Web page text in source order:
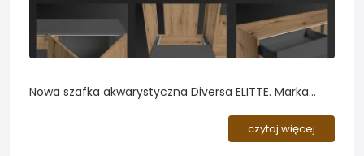
Nowa szafka akwarystyczna Diversa ELITTE. Marka
ELITTE - mebel, który łączy minimalistyczny,czytaj więcej